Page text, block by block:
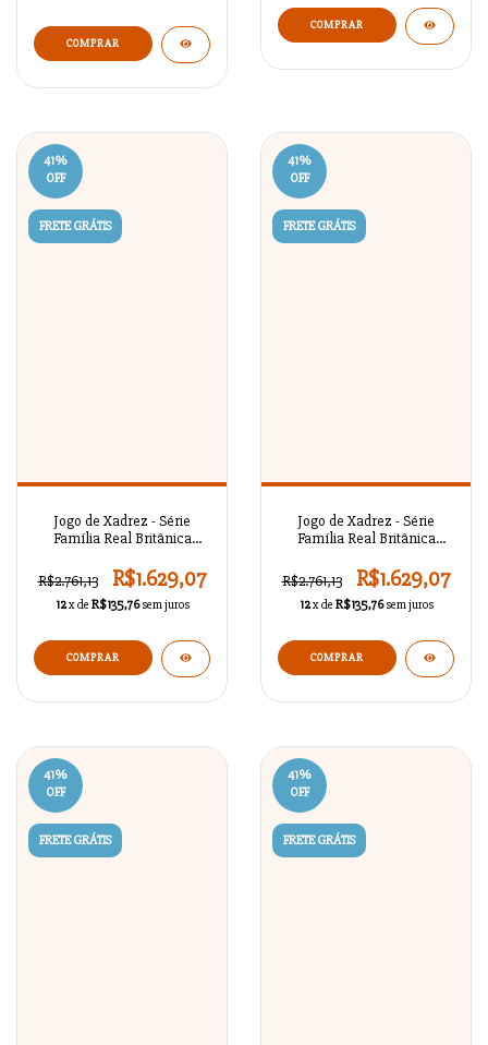
COMPRAR
COMPRAR
41%
OFF
FRETE GRÁTIS
Jogo de Xadrez - Série
Família Real Britânica
R$2.761,13
R$1.629,07
12x de R$135,76 sem juros
COMPRAR
41%
OFF
FRETE GRÁTIS
Jogo de Xadrez - Série
Família Real Britânica
R$2.761,13
R$1.629,07
12x de R$135,76 sem juros
41%
OFF
FRETE GRÁTIS
41%
OFF
FRETE GRÁTIS